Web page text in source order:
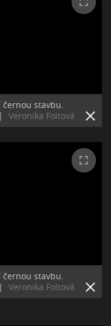
stavbu.
| Veronika Foltová
černou stavbu.
| Veronika Foltová